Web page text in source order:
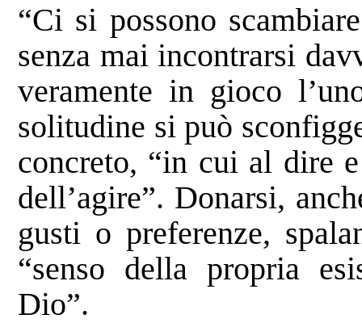
“Ci si possono
senza mai incontrarsi
veramente in gioco
solitudine si può
concreto, “in cui al dire
dell’agire”. Donarsi,
gusti o preferenze,
“senso della propria
Dio”.